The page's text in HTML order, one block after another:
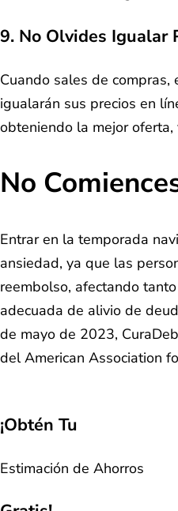
9. No Olvides Igualar
Cuando sales de
igualarán sus precios en
obteniendo la mejor
No
Entrar en la temporada
ansiedad, ya que las
reembolso, afectando
adecuada de alivio de
de mayo de 2023,
del American Association
¡Obtén Tu
Estimación de Ahorros